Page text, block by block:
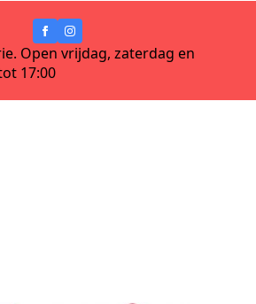
Open vrijdag, zaterdag en
17:00